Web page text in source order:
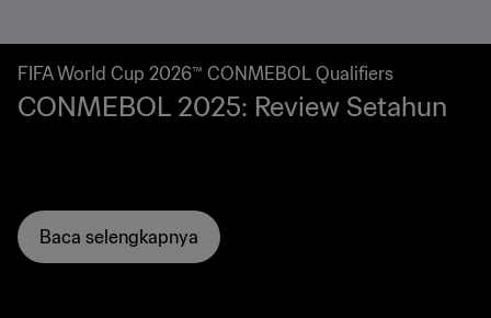
FIFA World Cup 2026™ CONMEBOL Qualifiers
CONMEBOL 2025: Review Setahun
Baca selengkapnya